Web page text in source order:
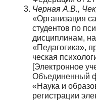
Черная А.В.,
«Организация
студентов по
дисциплинам,
«Педагогика»,
ческая
[Электронное
Объединенный
«Наука и
регистрации